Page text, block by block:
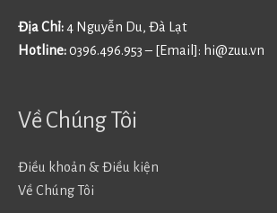
Địa Chỉ:4 Nguyễn Du, Đà Lạt
Hotline:0396.496.953 – [Email]: hi@zuu.vn
Về Chúng Tôi
Điều khoản & Điều kiện
Về Chúng Tôi